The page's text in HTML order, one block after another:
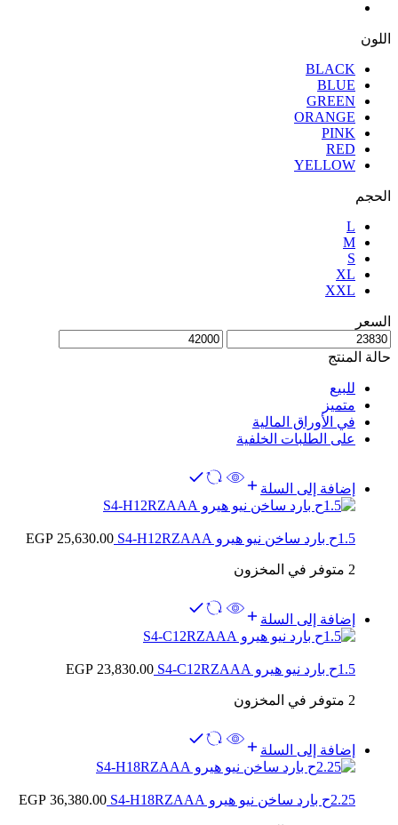
اللون
BLACK
BLUE
GREEN
ORANGE
PINK
RED
YELLOW
الحجم
L
M
S
XL
XXL
السعر
حالة المنتج
للبيع
متميز
في الأوراق المالية
على الطلبات الخلفية
إضافة إلى السلة
1.5ح بارد ساخن نيو هيرو S4-H12RZAAA EGP 25,630.00
2 متوفر في المخزون
إضافة إلى السلة
1.5ح بارد نيو هيرو S4-C12RZAAA EGP 23,830.00
2 متوفر في المخزون
إضافة إلى السلة
2.25ح بارد ساخن نيو هيرو S4-H18RZAAA EGP 36,380.00